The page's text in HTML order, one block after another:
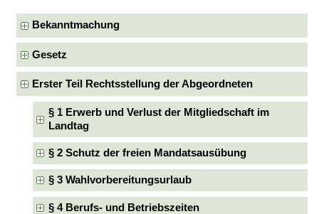
Bekanntmachung
Gesetz
Erster Teil Rechtsstellung der Abgeordneten
§ 1 Erwerb und Verlust der Mitgliedschaft im
Landtag
§ 2 Schutz der freien Mandatsausübung
§ 3 Wahlvorbereitungsurlaub
§ 4 Berufs- und Betriebszeiten